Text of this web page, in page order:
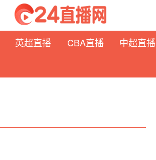
英超直播 CBA直播 中超直播